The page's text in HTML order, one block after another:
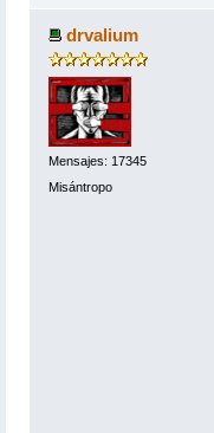
drvalium
Mensajes: 17345
Misántropo